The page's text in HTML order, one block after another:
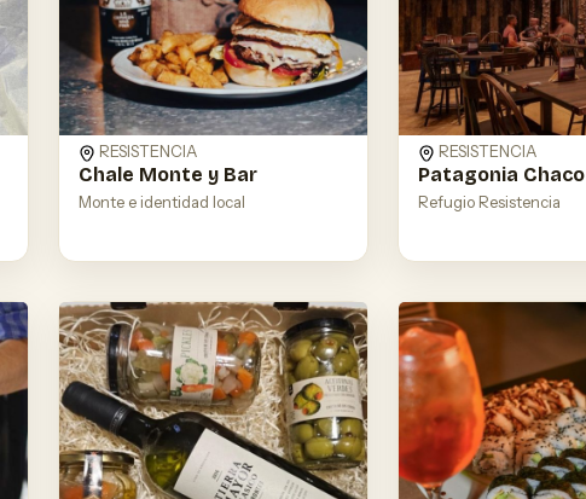
RESISTENCIA
Chale Monte y Bar
Monte e identidad local
RESISTENCIA
Patagonia Chaco
Refugio Resistencia